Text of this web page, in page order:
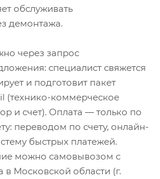
обслуживать
демонтажа.
через запрос
специалист свяжется
и подготовит пакет
(технико-коммерческое
и счет). Оплата — только по
переводом по счету, онлайн-
быстрых платежей.
можно самовывозом с
в Московской области (г.